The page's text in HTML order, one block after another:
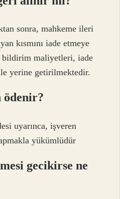
sonra, mahkeme ileri
kısmını iade etmeye
bildirim maliyetleri, iade
yerine getirilmektedir.
ödenir?
uyarınca, işveren
yükümlüdür
gecikirse ne